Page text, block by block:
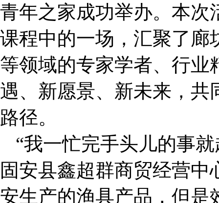
青年之家成功举办。本次
课程中的一场，汇聚了廊
等领域的专家学者、行业
遇、新愿景、新未来，共
路径。
“我一忙完手头儿的事
固安县鑫超群商贸经营
安生产的渔具产品，但是